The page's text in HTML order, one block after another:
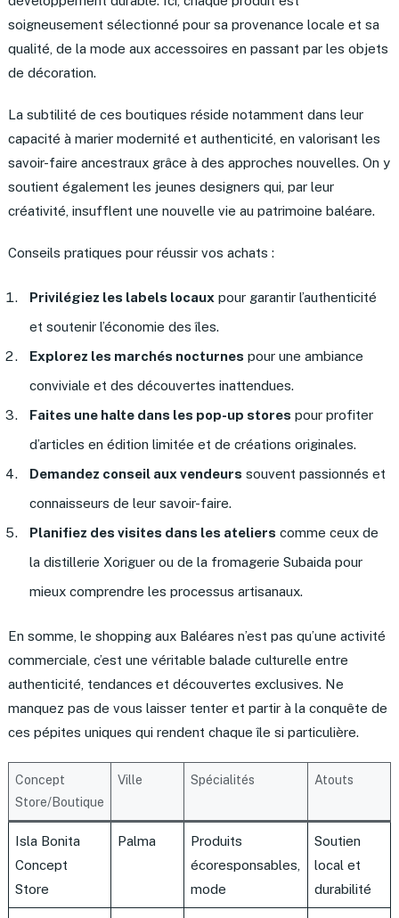
soigneusement sélectionné pour sa provenance locale et sa
qualité, de la mode aux accessoires en passant par les objets
de décoration.
La subtilité de ces boutiques réside notamment dans leur
capacité à marier modernité et authenticité, en valorisant les
savoir-faire ancestraux grâce à des approches nouvelles. On y
soutient également les jeunes designers qui, par leur
créativité, insufflent une nouvelle vie au patrimoine baléare.
Conseils pratiques pour réussir vos achats :
Privilégiez les labels locaux pour garantir l’authenticité
et soutenir l’économie des îles.
Explorez les marchés nocturnes pour une ambiance
conviviale et des découvertes inattendues.
Faites une halte dans les pop-up stores pour profiter
d’articles en édition limitée et de créations originales.
Demandez conseil aux vendeurs souvent passionnés et
connaisseurs de leur savoir-faire.
Planifiez des visites dans les ateliers comme ceux de
la distillerie Xoriguer ou de la fromagerie Subaida pour
mieux comprendre les processus artisanaux.
En somme, le shopping aux Baléares n’est pas qu’une activité
commerciale, c’est une véritable balade culturelle entre
authenticité, tendances et découvertes exclusives. Ne
manquez pas de vous laisser tenter et partir à la conquête de
ces pépites uniques qui rendent chaque île si particulière.
Concept
Store/Boutique
Ville Spécialités Atouts
Isla Bonita
Concept
Store
Palma
Produits
écoresponsables,
mode
Soutien
local et
durabilité